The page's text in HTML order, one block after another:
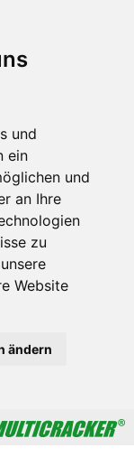
und
ein
und
an Ihre
zu
Website
ändern